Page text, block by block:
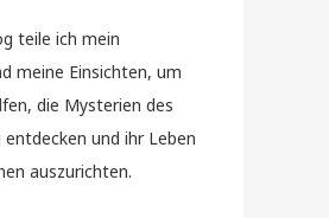
teile ich mein
meine Einsichten, um
die Mysterien des
entdecken und ihr Leben
auszurichten.